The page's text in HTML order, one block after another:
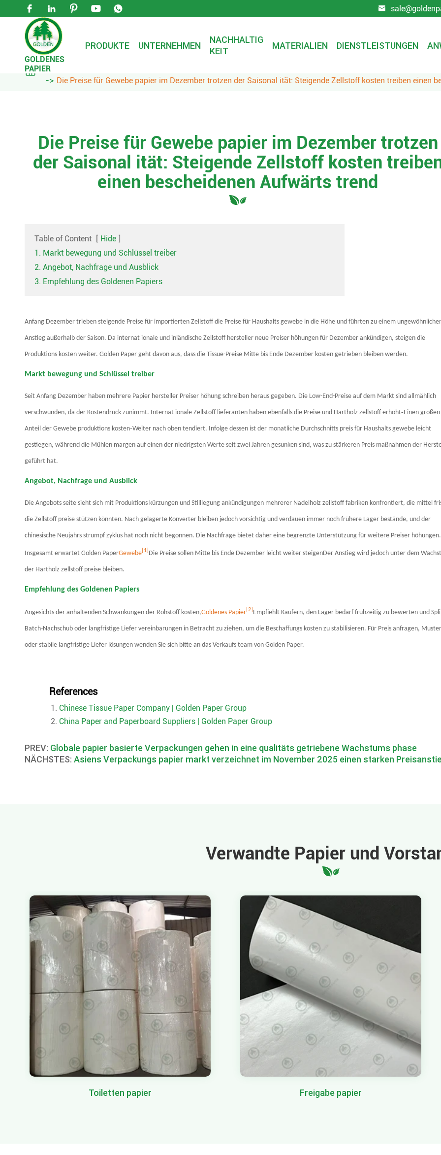
     
GOLDENES
PAPIER
PRODUKTE UNTERNEHMEN
NACHHALTIG
KEIT
MATERIALIEN DIENSTLEISTUNGEN
 Zuhause
Die Preise für Gewebe papier im Dezember trotzen der Saisonal ität: Steigende Zellstoff kosten treiben einen
Die Preise für Gewebe papier im Dezember trotzen
der Saisonal ität: Steigende Zellstoff kosten
einen bescheidenen Aufwärts trend
Table of Content [ Hide ]
1. Markt bewegung und Schlüssel treiber
2. Angebot, Nachfrage und Ausblick
3. Empfehlung des Goldenen Papiers
Anfang Dezember trieben steigende Preise für importierten Zellstoff die Preise für Haushalts gewebe in die Höhe und führten zu einem
Anstieg außerhalb der Saison. Da internat ionale und inländische Zellstoff hersteller neue Preiser höhungen für Dezember ankündigen, steigen die
Produktions kosten weiter. Golden Paper geht davon aus, dass die Tissue-Preise Mitte bis Ende Dezember kosten getrieben bleiben werden.
Markt bewegung und Schlüssel treiber
Seit Anfang Dezember haben mehrere Papier hersteller Preiser höhung schreiben heraus gegeben. Die Low-End-Preise auf dem Markt sind allmählich
verschwunden, da der Kostendruck zunimmt. Internat ionale Zellstoff lieferanten haben ebenfalls die Preise und Hartholz zellstoff erhöht-Einen großen
Anteil der Gewebe produktions kosten-Weiter nach oben tendiert. Infolge dessen ist der monatliche Durchschnitts preis für Haushalts gewebe leicht
gestiegen, während die Mühlen margen auf einen der niedrigsten Werte seit zwei Jahren gesunken sind, was zu stärkeren Preis maßnahmen der
geführt hat.
Angebot, Nachfrage und Ausblick
Die Angebots seite sieht sich mit Produktions kürzungen und Stilllegung ankündigungen mehrerer Nadelholz zellstoff fabriken konfrontiert, die mittel
die Zellstoff preise stützen könnten. Nach gelagerte Konverter bleiben jedoch vorsichtig und verdauen immer noch frühere Lager bestände, und der
chinesische Neujahrs strumpf zyklus hat noch nicht begonnen. Die Nachfrage bietet daher eine begrenzte Unterstützung für weitere Preiser höhungen.
Insgesamt erwartet Golden PaperGewebe [1] Die Preise sollen Mitte bis Ende Dezember leicht weiter steigenDer Anstieg wird jedoch unter dem
der Hartholz zellstoff preise bleiben.
Empfehlung des Goldenen Papiers
Angesichts der anhaltenden Schwankungen der Rohstoff kosten,Goldenes Papier [2] Empfiehlt Käufern, den Lager bedarf frühzeitig zu bewerten und
Batch-Nachschub oder langfristige Liefer vereinbarungen in Betracht zu ziehen, um die Beschaffungs kosten zu stabilisieren. Für Preis anfragen, Muster
oder stabile langfristige Liefer lösungen wenden Sie sich bitte an das Verkaufs team von Golden Paper.
References
Chinese Tissue Paper Company | Golden Paper Group
China Paper and Paperboard Suppliers | Golden Paper Group
PREV: Globale papier basierte Verpackungen gehen in eine qualitäts getriebene Wachstums phase
NÄCHSTES: Asiens Verpackungs papier markt verzeichnet im November 2025 einen starken
Verwandte Papier und
Toiletten papier Freigabe papier